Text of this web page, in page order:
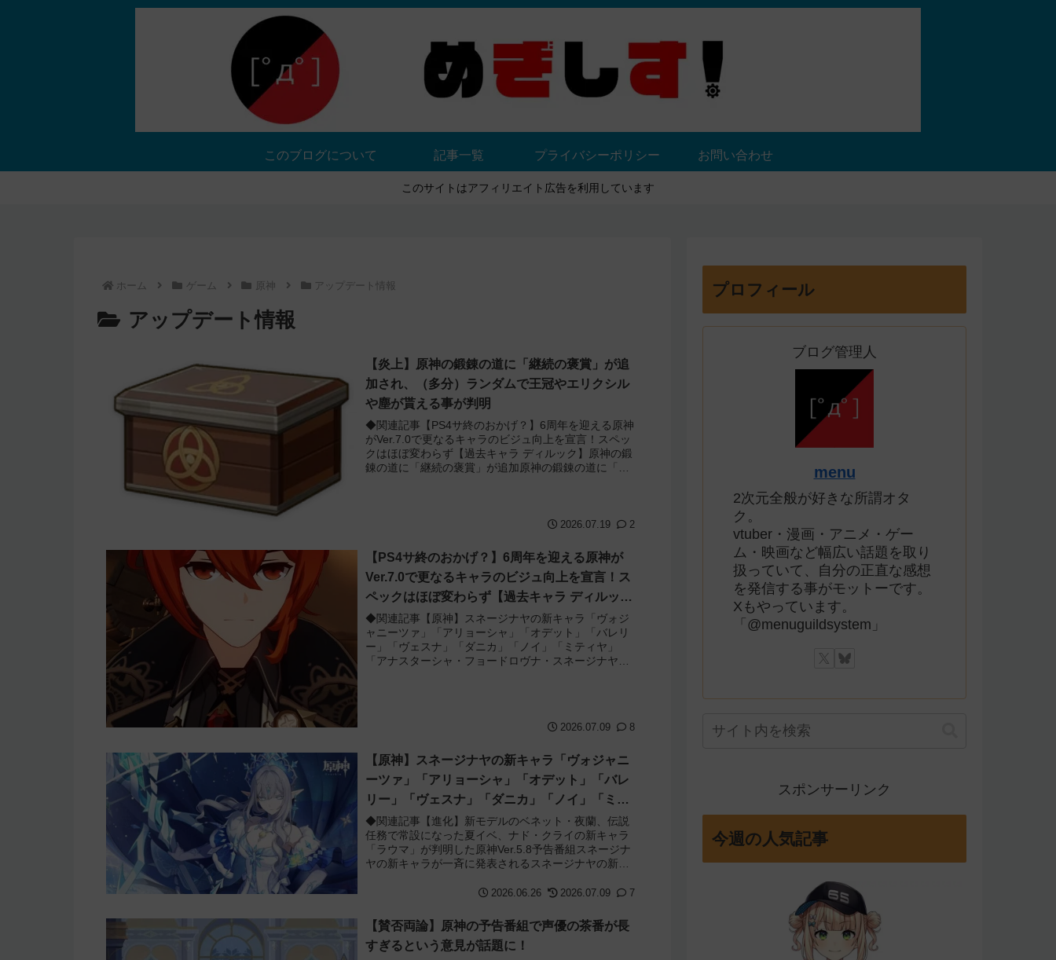
このブログについて 記事一覧 プライバシーポリシー お問い合わせ
このサイトはアフィリエイト広告を利用しています
ホーム ゲーム 原神 アップデート情報
アップデート情報
【炎上】原神の鍛錬の道に「継続の褒賞」が追
加され、（多分）ランダムで王冠やエリクシル
や塵が貰える事が判明
◆関連記事【PS4サ終のおかげ？】6周年を迎える原神
がVer.7.0で更なるキャラのビジュ向上を宣言！スペッ
クはほぼ変わらず【過去キャラ ディルック】原神の鍛
錬の道に「継続の褒賞」が追加原神の鍛錬の道に「継
2026.07.19 2
【PS4サ終のおかげ？】6周年を迎える原神が
Ver.7.0で更なるキャラのビジュ向上を宣言！ス
ペックはほぼ変わらず【過去キャラ ディルッ
ク】
◆関連記事【原神】スネージナヤの新キャラ「ヴォジ
ャニーツァ」「アリョーシャ」「オデット」「バレリ
ー」「ヴェスナ」「ダニカ」「ノイ」「ミティヤ」
「アナスターシャ・フョードロヴナ・スネージナヤ」
2026.07.09 8
【原神】スネージナヤの新キャラ「ヴォジャニ
ーツァ」「アリョーシャ」「オデット」「バレ
リー」「ヴェスナ」「ダニカ」「ノイ」「ミテ
ィヤ」「アナスターシャ・フョードロヴナ・ス
ネージナヤ」が一斉に発表！【声優 氷神 第10
位】
◆関連記事【進化】新モデルのベネット・夜蘭、伝説
任務で常設になった夏イベ、ナド・クライの新キャラ
「ラウマ」が判明した原神Ver.5.8予告番組スネージナ
ヤの新キャラが一斉に発表されるスネージナヤの新キ
2026.06.26 2026.07.09 7
【賛否両論】原神の予告番組で声優の茶番が長
すぎるという意見が話題に！
プロフィール
ブログ管理人
menu
2次元全般が好きな所謂オタ
ク。
vtuber・漫画・アニメ・ゲー
ム・映画など幅広い話題を取り
扱っていて、自分の正直な感想
を発信する事がモットーです。
Xもやっています。
「@menuguildsystem」
スポンサーリンク
今週の人気記事